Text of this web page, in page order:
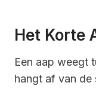
Het Korte
Een aap weegt
hangt af van de